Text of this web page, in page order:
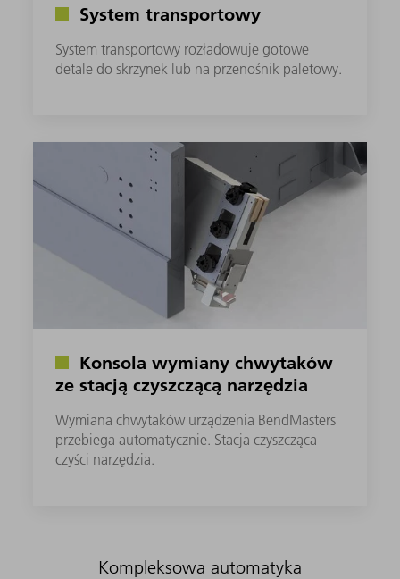
System transportowy
System transportowy rozładowuje gotowe
detale do skrzynek lub na przenośnik paletowy.
Konsola wymiany chwytaków
ze stacją czyszczącą narzędzia
Wymiana chwytaków urządzenia BendMasters
przebiega automatycznie. Stacja czyszcząca
czyści narzędzia.
Kompleksowa automatyka